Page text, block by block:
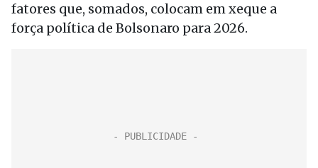
fatores que, somados, colocam em xeque a
força política de Bolsonaro para 2026.